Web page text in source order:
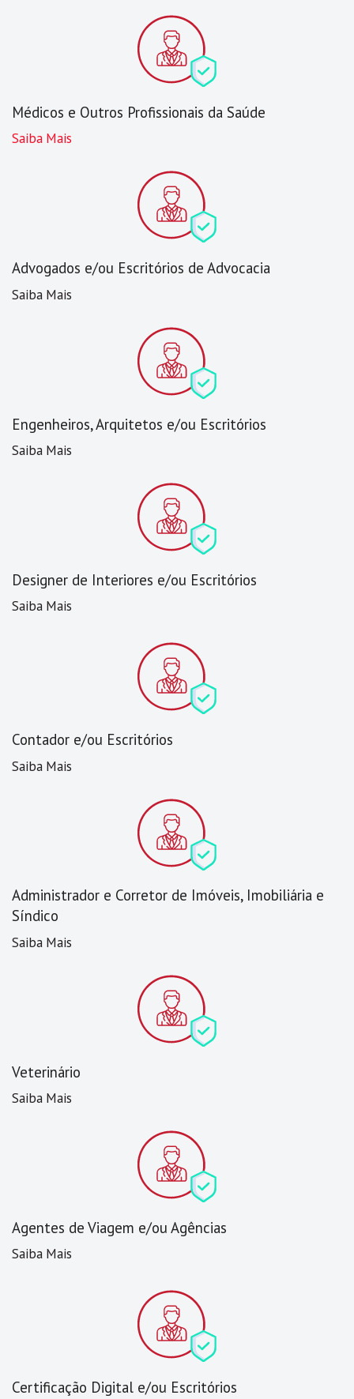
Médicos e Outros Profissionais da Saúde
Saiba Mais
Advogados e/ou Escritórios de Advocacia
Saiba Mais
Engenheiros, Arquitetos e/ou Escritórios
Saiba Mais
Designer de Interiores e/ou Escritórios
Saiba Mais
Contador e/ou Escritórios
Saiba Mais
Administrador e Corretor de Imóveis, Imobiliária e
Síndico
Saiba Mais
Veterinário
Saiba Mais
Agentes de Viagem e/ou Agências
Saiba Mais
Certificação Digital e/ou Escritórios